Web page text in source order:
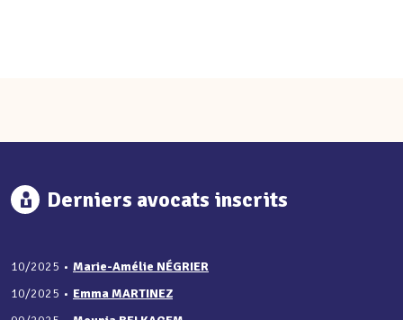
Derniers avocats inscrits
10/2025 • Marie-Amélie NÉGRIER
10/2025 • Emma MARTINEZ